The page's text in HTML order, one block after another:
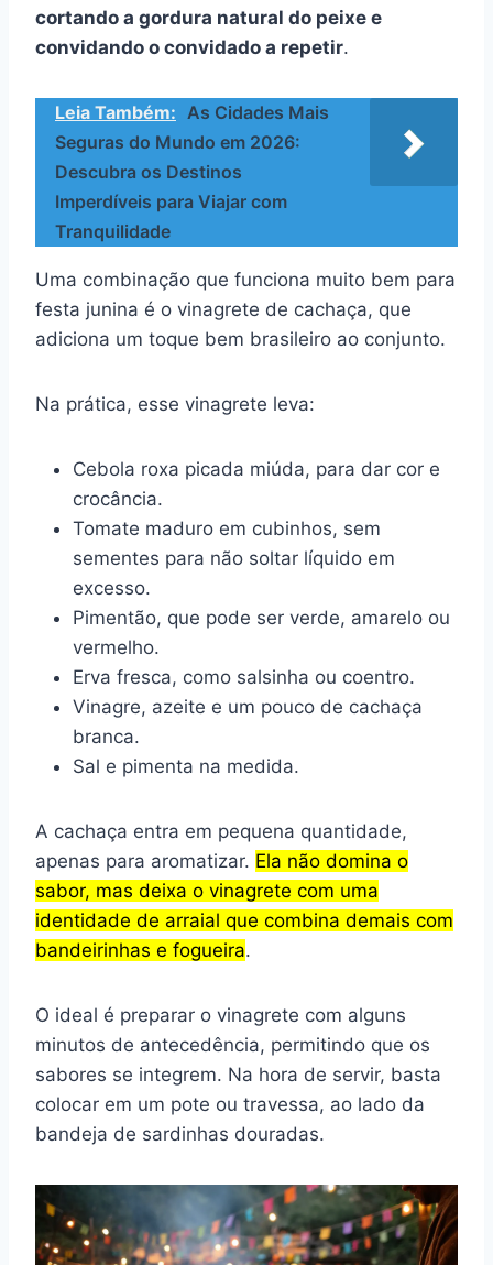
cortando a gordura natural do peixe e
convidando o convidado a repetir.
Leia Também: As Cidades Mais
Seguras do Mundo em 2026:
Descubra os Destinos
Imperdíveis para Viajar com
Tranquilidade
Uma combinação que funciona muito bem para
festa junina é o vinagrete de cachaça, que
adiciona um toque bem brasileiro ao conjunto.
Na prática, esse vinagrete leva:
Cebola roxa picada miúda, para dar cor e
crocância.
Tomate maduro em cubinhos, sem
sementes para não soltar líquido em
excesso.
Pimentão, que pode ser verde, amarelo ou
vermelho.
Erva fresca, como salsinha ou coentro.
Vinagre, azeite e um pouco de cachaça
branca.
Sal e pimenta na medida.
A cachaça entra em pequena quantidade,
apenas para aromatizar. Ela não domina o
sabor, mas deixa o vinagrete com uma
identidade de arraial que combina demais com
bandeirinhas e fogueira.
O ideal é preparar o vinagrete com alguns
minutos de antecedência, permitindo que os
sabores se integrem. Na hora de servir, basta
colocar em um pote ou travessa, ao lado da
bandeja de sardinhas douradas.